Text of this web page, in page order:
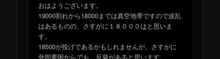
おはようございます。
19000割れから18000までは真空地帯ですので波乱
はあるものの、さすがに１８０００はと思いま
す。
18500が投げであるかもしれませんが、さすがに
外部要因からでも、反発があると思います。